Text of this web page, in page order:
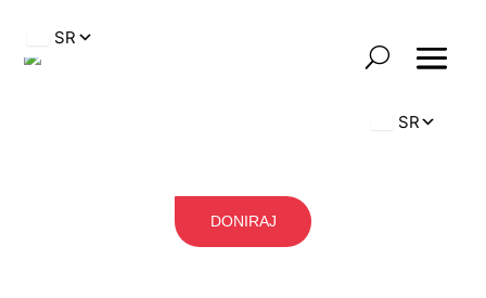
DONIRAJ